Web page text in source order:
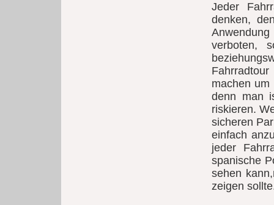
Jeder
denken,
verboten,
machen
denn man
riskieren.
sicheren
einfach
jeder
spanische
sehen
zeigen